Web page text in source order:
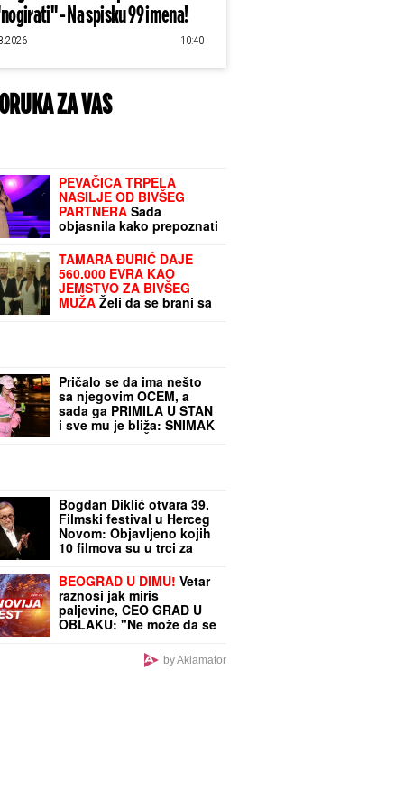
- Na spisku 99 imena!
10:40
ZA VAS
PEVAČICA TRPELA
NASILJE OD BIVŠEG
PARTNERA Sada
objasnila kako prepoznati
"Intuicija me je od
početka upozoravala"
TAMARA ĐURIĆ DAJE
560.000 EVRA KAO
JEMSTVO ZA BIVŠEG
MUŽA Želi da se brani sa
Pričalo se da ima nešto
sa njegovim OCEM, a
sada ga PRIMILA U STAN
i sve mu je bliža: SNIMAK
STANIJE I BIVŠEG
Bogdan Diklić otvara 39.
Filmski festival u Herceg
Novom: Objavljeno kojih
10 filmova su u trci za
BEOGRAD U DIMU! Vetar
raznosi jak miris
paljevine, CEO GRAD U
OBLAKU: "Ne može da se
by Aklamator